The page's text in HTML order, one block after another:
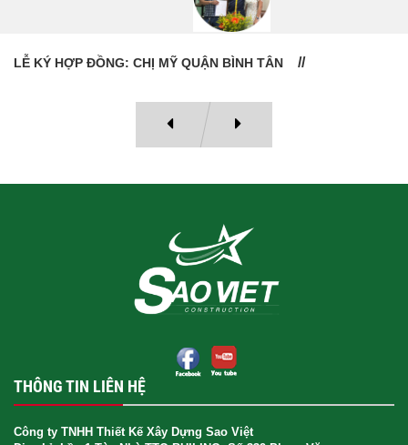
LỄ BÀN GIAO NHÀ: CÔ VÂN QUẬN 11
THÔNG TIN LIÊN HỆ
Công ty TNHH Thiết Kế Xây Dựng Sao Việt